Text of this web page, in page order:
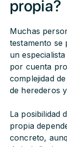
propia?
Muchas
testamento se
un
por cuenta
complejidad
de herederos
La posibilidad
propia
concreto,